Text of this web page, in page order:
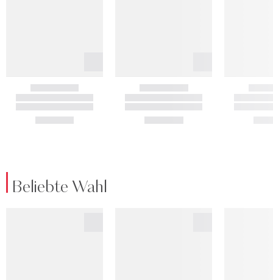
Beliebte Wahl